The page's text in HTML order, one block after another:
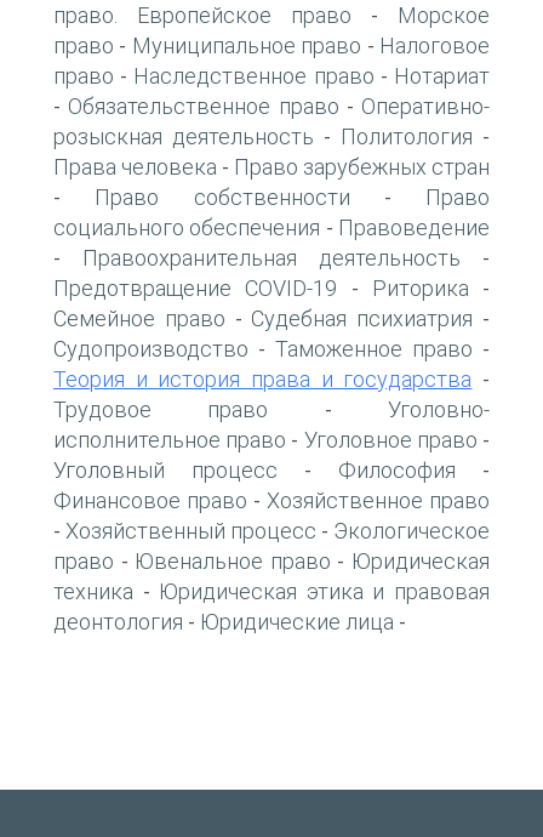
право. Европейское право -
Морское
право - Муниципальное право - Налоговое
право - Наследственное право - Нотариат
- Обязательственное право - Оперативно-
розыскная деятельность - Политология -
Права человека - Право зарубежных стран
- Право собственности -
Право
социального обеспечения - Правоведение
- Правоохранительная деятельность -
Предотвращение COVID-19 - Риторика -
Семейное право - Судебная психиатрия -
Судопроизводство - Таможенное право -
Теория и история права и государства -
Трудовое право -Уголовно-
исполнительное право - Уголовное право -
Уголовный процесс - Философия -
Финансовое право - Хозяйственное право
- Хозяйственный процесс - Экологическое
право - Ювенальное право - Юридическая
техника - Юридическая этика и правовая
деонтология - Юридические лица -